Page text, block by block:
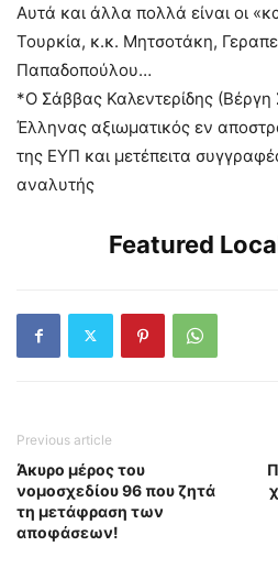
Αυτά και άλλα πολλά είναι οι
Τουρκία, κ.κ. Μητσοτάκη,
Παπαδοπούλου…
*Ο Σάββας Καλεντερίδης (Βέργη
Έλληνας αξιωματικός εν
της ΕΥΠ και μετέπειτα
αναλυτής
Featured
Previous article
Άκυρο μέρος του
νομοσχεδίου 96 που ζητά
τη μετάφραση των
αποφάσεων!